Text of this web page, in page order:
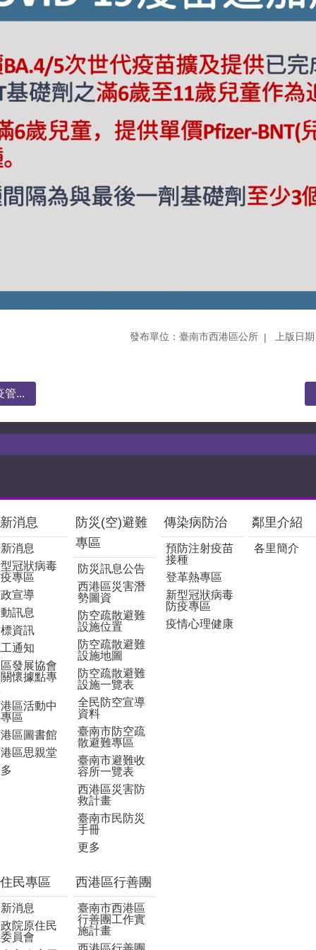
發布單位：臺南市西港區公所 上版日
管...
消息
消息
冠狀病毒
專區
宣導
訊息
資訊
通知
發展協會
懷據點專
區活動中
區
區圖書館
區思親堂
防災(空)避難
專區
防災訊息公告
西港區災害潛
勢圖資
防空疏散避難
設施位置
防空疏散避難
設施地圖
防空疏散避難
設施一覽表
全民防空宣導
資料
臺南市防空疏
散避難專區
臺南市避難收
容所一覽表
西港區災害防
救計畫
臺南市民防災
手冊
更多
傳染病防治
預防注射疫苗
接種
登革熱專區
新型冠狀病毒
防疫專區
疫情心理健康
鄰里介紹
各里簡介
民專區
消息
院原住民
員會
西港區行善團
臺南市西港區
行善團工作實
施計畫